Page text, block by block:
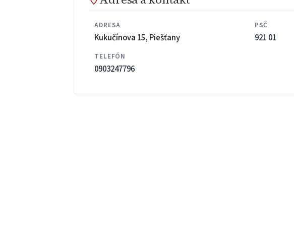
ADRESA
Kukučínova 15, Piešťany
PSČ
921 01
TELEFÓN
0903247796